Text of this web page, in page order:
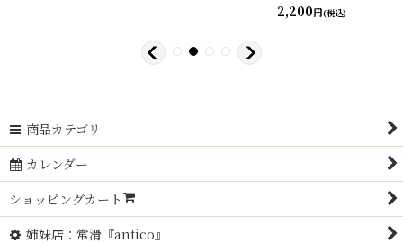
2,200円(税込)
商品カテゴリ
カレンダー
ショッピングカート
姉妹店：常滑『antico』